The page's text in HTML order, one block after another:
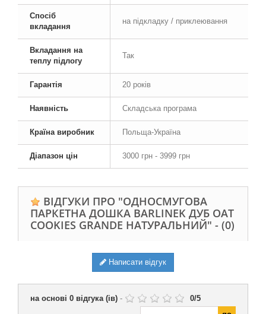
Спосіб
вкладання
на підкладку / приклеювання
Вкладання на
теплу підлогу
Так
Гарантія 20 років
Наявність Складська програма
Країна виробник Польща-Україна
Діапазон цін 3000 грн - 3999 грн
ВІДГУКИ ПРО "ОДНОСМУГОВА
ПАРКЕТНА ДОШКА BARLINEK ДУБ OAT
COOKIES GRANDE НАТУРАЛЬНИЙ" - (0)
Написати відгук
на основі 0 відгука (ів) - 0/5